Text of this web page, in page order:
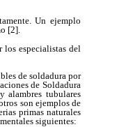
Un ejemplo
[2].
los especialistas del
de soldadura por
de Soldadura
alambres tubulares
son ejemplos de
primas naturales
siguientes: